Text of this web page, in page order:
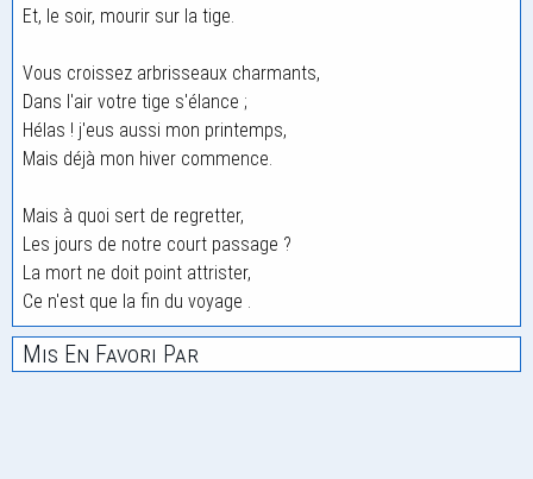
Et, le soir, mourir sur la tige.
Vous croissez arbrisseaux charmants,
Dans l'air votre tige s'élance ;
Hélas ! j'eus aussi mon printemps,
Mais déjà mon hiver commence.
Mais à quoi sert de regretter,
Les jours de notre court passage ?
La mort ne doit point attrister,
Ce n'est que la fin du voyage .
Mis En Favori Par